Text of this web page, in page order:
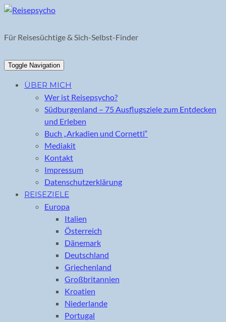
Skip
content
Für Reisesüchtige & Sich-Selbst-Finder
Toggle Navigation
ÜBER MICH
Wer ist Reisepsycho?
Südburgenland – 75 Ausflugsziele zum Entdecken
und Erleben
Buch „Arkadien und Cornetti“
Mediakit
Kontakt
Impressum
Datenschutzerklärung
REISEZIELE
Europa
Italien
Österreich
Dänemark
Deutschland
Griechenland
Großbritannien
Kroatien
Niederlande
Portugal